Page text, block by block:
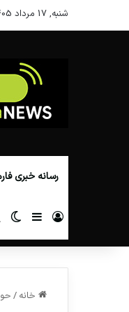
شنبه, 17 مرداد 1405
رسانه خبری
ورود
خانه /